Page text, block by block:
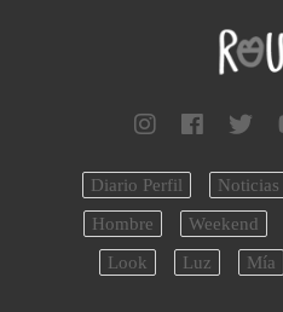
Diario Perfil Noticias
Hombre
Weekend
Look
Luz Mía